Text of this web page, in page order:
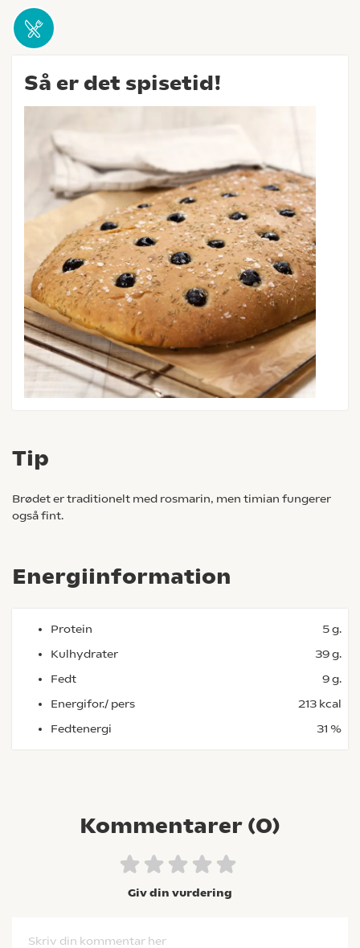
Så er det spisetid!
Tip
Brødet er traditionelt med rosmarin, men timian fungerer
også fint.
Energiinformation
Protein
5 g.
Kulhydrater
39 g.
Fedt
9 g.
Energifor./ pers
213 kcal
Fedtenergi
31 %
Kommentarer (0)
Giv din vurdering
Skriv din kommentar her